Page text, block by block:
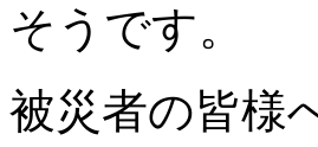
そうです。
被災者の皆様